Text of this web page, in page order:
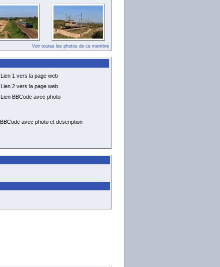
Voir toutes les photos de ce membre
Lien 1 vers la page web
Lien 2 vers la page web
Lien BBCode avec photo
BBCode avec photo et description